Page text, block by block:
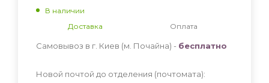
В наличии
Доставка
Оплата
Самовывоз в г. Киев (м. Почайна) - бесплатно
Новой почтой до отделения (почтомата):